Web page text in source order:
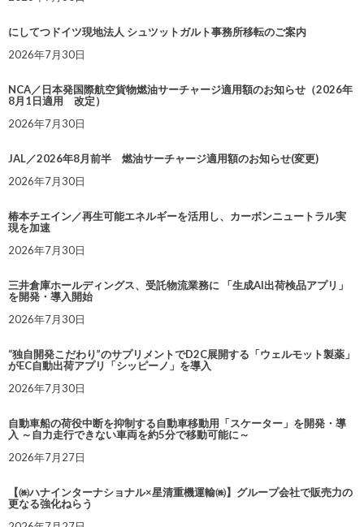
にしてつドイツ現地法人 シュツットガルト事務所移転のご案内
2026年7月30日
NCA／日本発国際航空貨物燃油サーチャージ適用額のお知らせ（2026年
8月1日適用 改定）
2026年7月30日
JAL／2026年8月前半 燃油サーチャージ適用額のお知らせ(変更)
2026年7月30日
椿本チエイン／再生可能エネルギーを活用し、カーボンニュートラル実
現を加速
2026年7月30日
三井倉庫ホールディングス、受託物流業務に 「生成AI出荷検品アプリ」
を開発・導入開始
2026年7月30日
“独自開発こだわり”のサプリメントでD2C展開する「ウェルモット製薬」
がEC自動出荷アプリ「シッピーノ」を導入
2026年7月30日
自動車船の荷役中断を抑制する自動車移動用「スケーター」を開発・導
入 ～自力走行できない車両を約5分で移動可能に～
2026年7月27日
【㈱ハナインターナショナル×星清重機運輸㈱】グループ会社で販売力の
更なる強化ねらう